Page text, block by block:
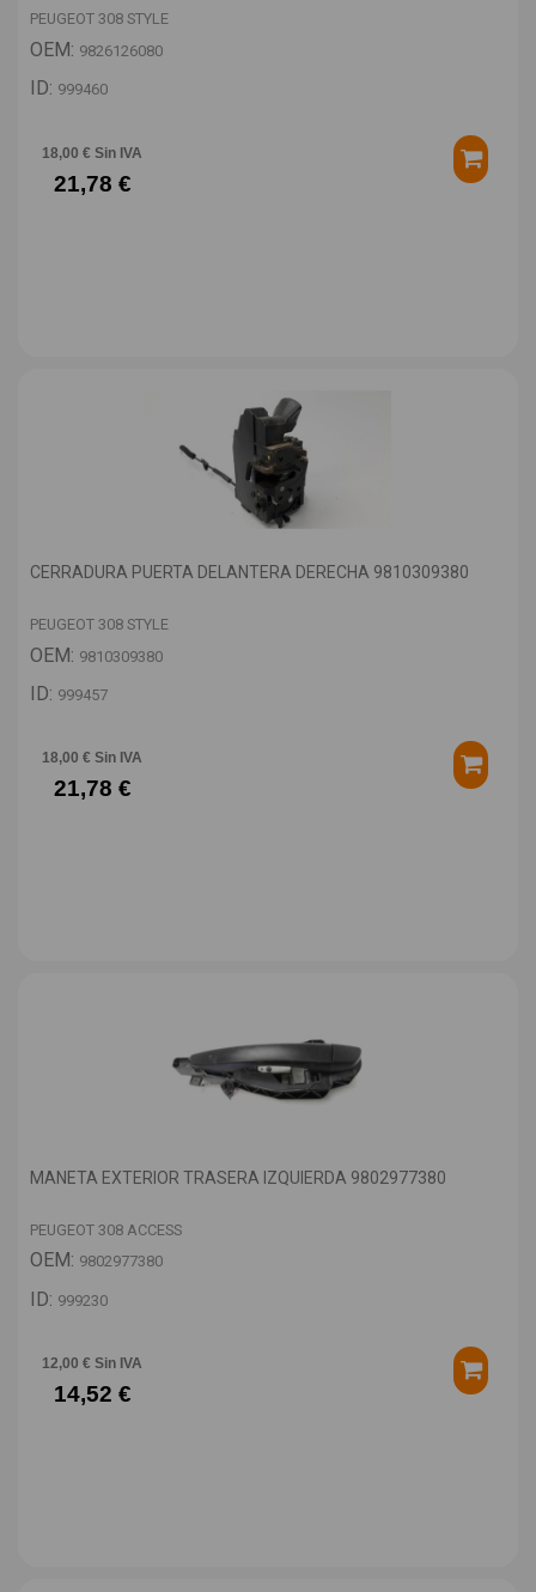
PEUGEOT 308 STYLE
OEM: 9826126080
ID: 999460
18,00 € Sin IVA
21,78 €
CERRADURA PUERTA DELANTERA DERECHA 9810309380
PEUGEOT 308 STYLE
OEM: 9810309380
ID: 999457
18,00 € Sin IVA
21,78 €
MANETA EXTERIOR TRASERA IZQUIERDA 9802977380
PEUGEOT 308 ACCESS
OEM: 9802977380
ID: 999230
12,00 € Sin IVA
14,52 €